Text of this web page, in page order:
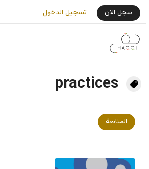
تجاوز إلى المحتوى الرئيسي
User Login Menu
سجل الان تسجيل الدخول
practices
المتابعة